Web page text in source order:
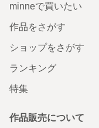
minneで買いたい
作品をさがす
ショップをさがす
ランキング
特集
作品販売について